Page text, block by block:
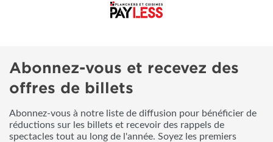
Abonnez-vous et recevez des
offres de billets
Abonnez-vous à notre liste de diffusion pour bénéficier de
réductions sur les billets et recevoir des rappels de
spectacles tout au long de l'année. Soyez les premiers